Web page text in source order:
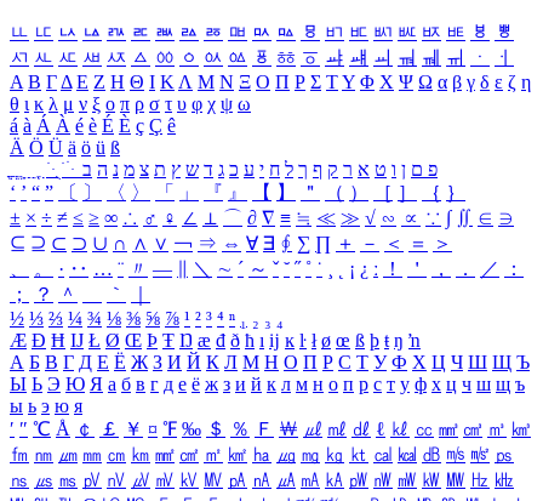
ㅥ ㅦ ㅧ ㅨ ㅩ ㅪ ㅫ ㅬ ㅭ ㅮ ㅯ ㅰ ㅱ ㅲ ㅳ ㅴ ㅵ ㅶ ㅷ ㅸ
ㅹ
ㅺ ㅻ ㅼ ㅽ ㅾ ㅿ ㆀ ㆁ ㆂ ㆃ ㆄ ㆅ ㆆ ㆇ ㆈ ㆉ ㆊ ㆋ ㆌ ㆍ
ㆎ
Α Β ΓΔ Ε Ζ Η Θ Ι ΚΛ Μ Ν Ξ Ο Π Ρ Σ ΤΥ Φ Χ Ψ Ω α β γ δ ε ζ η
θ ι κ λ μ ν ξ ο π ρ σ τ υ φ χ ψ ω
á à Á À é è É È ç Ç ê
Ä Ö Ü ä ö ü ß
ִֶֹ ֻּ ׁׂ פ ם ן ו ט א ר ק ף ך ל ח י ע כ ג ד ש ץ ת צ מ נ ה ב
‘ ’ “ ” 〔 〕 〈 〉 「 」 『 』 【 】 ＂ （ ） ［ ］ ｛ ｝
± × ÷ ≠ ≤ ≥ ∞ ∴ ♂ ♀ ∠ ⊥ ⌒ ∂ ∇ ≡ ≒ ≪ ≫ √ ∽ ∝ ∵ ∫ ∬ ∈ ∋
⊆ ⊇ ⊂ ⊃ ∪ ∩ ∧ ∨ ￢ ⇒ ⇔ ∀ ∃ ∮ ∑ ∏ ＋ － ＜ ＝
＞
、
。 · ‥ … ¨ 〃 ― ＼ ∼ ´ ～ ˇ ˘ ˝ ˚ ˙ ¸ ¡ ¿ ː ！ ＇ ， ． ／
：
；
？ ＾ ｀
½ ⅓ ⅔ ¼ ¾ ⅛ ⅜ ⅝ ⅞ ¹ ² ³ ⁴ ⁿ ₁ ₂ ₃ ₄
Æ Ð Ħ Ĳ Ł Ø Œ Þ Ŧ Ŋ æ đ ð ħ ı ĳ ĸ ŀ ł ø œ ß þ ŧ ŋ ŉ
А Б В Г Д Е Ё Ж З И Й К Л М Н О П Р С Т У Ф Х Ц Ч Ш Щ Ъ
Ы Ь Э Ю Я а б в г д е ё ж з и й к л м н о п р с т у ф х ц ч ш щ ъ
ы ь э ю я
′ ″ ℃ Å ￠ ￡ ￥ ¤ ℉ ‰ ＄ ％ Ｆ ￦ ㎕ ㎖ ㎗ ℓ ㎘ ㏄ ㎣ ㎤ ㎥ ㎦
㎙ ㎚ ㎛ ㎜ ㎝ ㎞ ㎟ ㎠ ㎡ ㎢ ㏊ ㎍ ㎎ ㎏ ㏏ ㎈ ㎉ ㏈ ㎧ ㎨ ㎰
㎱ ㎲ ㎳ ㎴ ㎵ ㎶ ㎷ ㎸ ㎹ ㎀ ㎁ ㎂ ㎃ ㎄ ㎺ ㎻ ㎽ ㎾ ㎿ ㎐ ㎑